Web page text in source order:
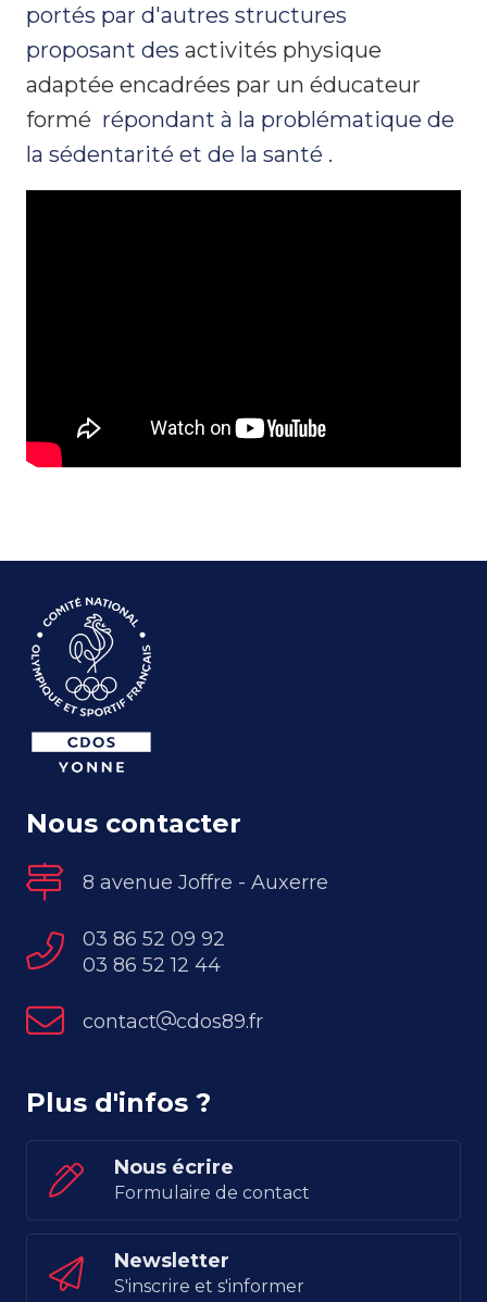
portés par d'autres structures
proposant des activités physique
adaptée encadrées par un éducateur
formé répondant à la problématique de
la sédentarité et de la santé .
Nous contacter
8 avenue Joffre - Auxerre
03 86 52 09 92
03 86 52 12 44
contact cdos89.fr
Plus d'infos ?
Nous écrire
Formulaire de contact
Newsletter
S'inscrire et s'informer